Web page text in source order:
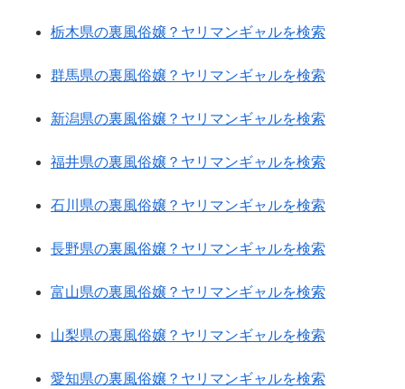
栃木県の裏風俗嬢？ヤリマンギャルを検索
群馬県の裏風俗嬢？ヤリマンギャルを検索
新潟県の裏風俗嬢？ヤリマンギャルを検索
福井県の裏風俗嬢？ヤリマンギャルを検索
石川県の裏風俗嬢？ヤリマンギャルを検索
長野県の裏風俗嬢？ヤリマンギャルを検索
富山県の裏風俗嬢？ヤリマンギャルを検索
山梨県の裏風俗嬢？ヤリマンギャルを検索
愛知県の裏風俗嬢？ヤリマンギャルを検索